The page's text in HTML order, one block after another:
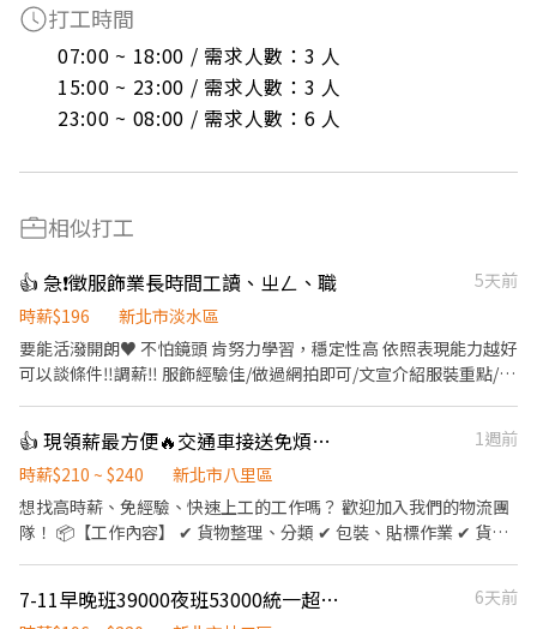
打工時間
07:00 ~ 18:00 / 需求人數：3 人
15:00 ~ 23:00 / 需求人數：3 人
23:00 ~ 08:00 / 需求人數：6 人
相似打工
👍 急❗️徵服飾業長時間工讀、ㄓㄥ、職
5天前
時薪$196
新北市淡水區
要能活潑開朗♥️ 不怕鏡頭 肯努力學習，穩定性高 依照表現能力越好
可以談條件‼️調薪‼️ 服飾經驗佳/做過網拍即可/文宣介紹服裝重點/後
之整潔及美觀。 ．負責向顧客介紹商品特徵、找符合客人需求服裝/
尺寸。 ．負責在顧客成交後之包貨、收款、交付商品、紀錄記帳本
📒 ♥️假日公休♥️員工旅遊♥️依表現調薪 👏🏻做的不錯可以轉正👏🏻
歡迎正ㄓˊ應徵
👍 現領薪最方便🔥交通車接送免煩惱🚗
1週前
時薪$210 ~ $240
新北市八里區
想找高時薪、免經驗、快速上工的工作嗎？ 歡迎加入我們的物流團
隊！ 📦【工作內容】 ✔ 貨物整理、分類 ✔ 包裝、貼標作業 ✔ 貨品
手也能快速上手 ✅ 工作內容簡單易學 ✅ 彈性報班，自由安排時間 ✅
7-11早晚班39000夜班53000統一超商門市人員 龜山/林口 兼職/專職
6天前